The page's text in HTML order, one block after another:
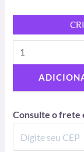
Consulte o frete